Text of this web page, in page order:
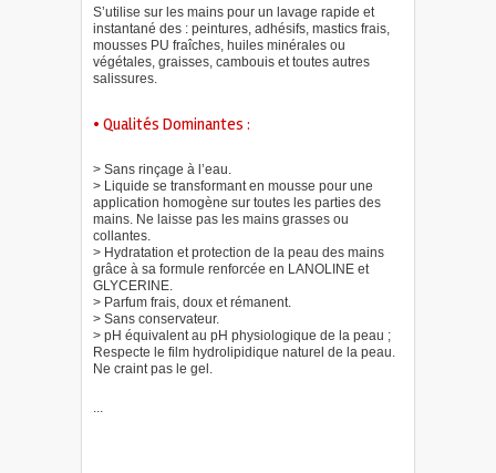
S’utilise sur les mains pour un lavage rapide et
instantané des : peintures, adhésifs, mastics frais,
mousses PU fraîches, huiles minérales ou
végétales, graisses, cambouis et toutes autres
salissures.
• Qualités Dominantes :
> Sans rinçage à l’eau.
> Liquide se transformant en mousse pour une
application homogène sur toutes les parties des
mains. Ne laisse pas les mains grasses ou
collantes.
> Hydratation et protection de la peau des mains
grâce à sa formule renforcée en LANOLINE et
GLYCERINE.
> Parfum frais, doux et rémanent.
> Sans conservateur.
> pH équivalent au pH physiologique de la peau ;
Respecte le film hydrolipidique naturel de la peau.
Ne craint pas le gel.
...